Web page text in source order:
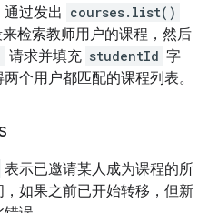
过发出 courses.list()
检索教师用户的课程，然后
请求并填充 studentId 字
个用户都匹配的课程列表。
表示已邀请某人成为课程的所
如果之前已开始转移，但新